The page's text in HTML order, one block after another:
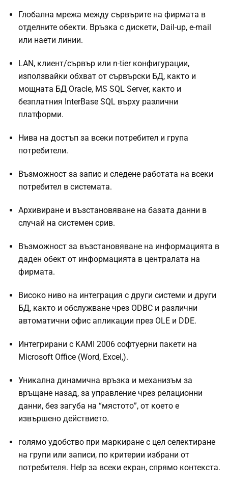
Глобална мрежа между сървърите на фирмата в
отделните обекти. Връзка с дискети, Dail-up, e-mail
или наети линии.
LAN, клиент/сървър или n-tier конфигурации,
използвайки обхват от сървърски БД, както и
мощната БД Oracle, MS SQL Server, както и
безплатния InterBase SQL върху различни
платформи.
Нива на достъп за всеки потребител и група
потребители.
Възможност за запис и следене работата на всеки
потребител в системата.
Архивиране и възстановяване на базата данни в
случай на системен срив.
Възможност за възстановяване на информацията в
даден обект от информацията в централата на
фирмата.
Високо ниво на интеграция с други системи и други
БД, както и обслужване чрез ODBC и различни
автоматични офис апликации през OLE и DDE.
Интегрирани с KAMI 2006 софтуерни пакети на
Microsoft Office (Word, Excel,).
Уникална динамична връзка и механизъм за
връщане назад, за управление чрез релационни
данни, без загуба на “мястото”, от което е
извършено действието.
голямо удобство при маркиране с цел селектиране
на групи или записи, по критерии избрани от
потребителя. Help за всеки екран, спрямо контекста.